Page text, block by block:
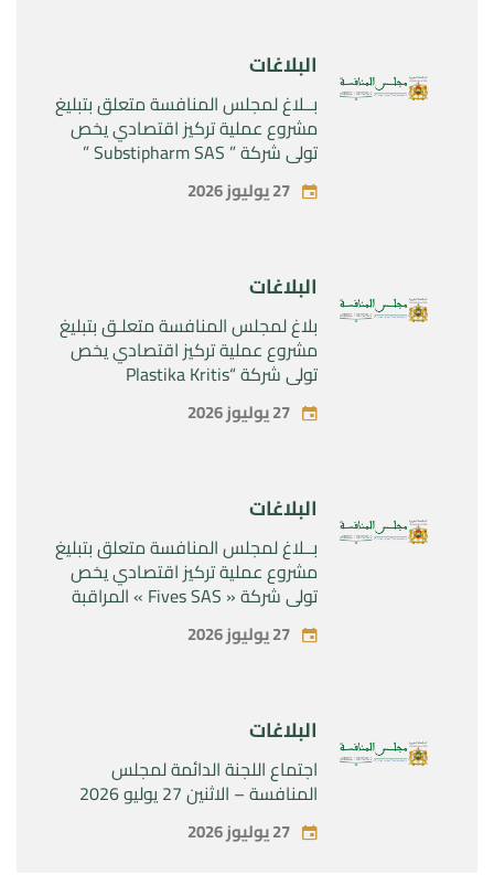
البلاغات
بــلاغ لمجلس المنافسة متعلق بتبليغ
مشروع عملية تركيز اقتصادي يخص
تولي شركة ” Substipharm SAS ”
المراقبة الحصرية للأصول والحقوق
المتعلقة بالمنتجين الصيدلانيين”
27 يوليوز 2026
البلاغات
بلاغ لمجلس المنافسة متعلـق بتبليغ
مشروع عملية تركيز اقتصادي يخص
تولي شركة “Plastika Kritis
SA”المراقبة الحصرية لشركة
“Naturplas Industrial SARL” 27 يوليوز 2026
البلاغات
بــلاغ لمجلس المنافسة متعلق بتبليغ
مشروع عملية تركيز اقتصادي يخص
تولي شركة « Fives SAS » المراقبة
SAS »27 يوليوز 2026
البلاغات
اجتماع اللجنة الدائمة لمجلس
المنافسة – الاثنين 27 يوليو 2026
27 يوليوز 2026